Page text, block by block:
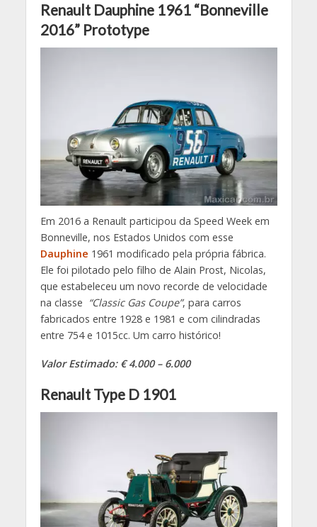
Renault Dauphine 1961 “Bonneville
2016” Prototype
Em 2016 a Renault participou da Speed Week em
Bonneville, nos Estados Unidos com esse
Dauphine 1961 modificado pela própria fábrica.
Ele foi pilotado pelo filho de Alain Prost, Nicolas,
que estabeleceu um novo recorde de velocidade
na classe “Classic Gas Coupe”, para carros
fabricados entre 1928 e 1981 e com cilindradas
entre 754 e 1015cc. Um carro histórico!
Valor Estimado: € 4.000 – 6.000
Renault Type D 1901